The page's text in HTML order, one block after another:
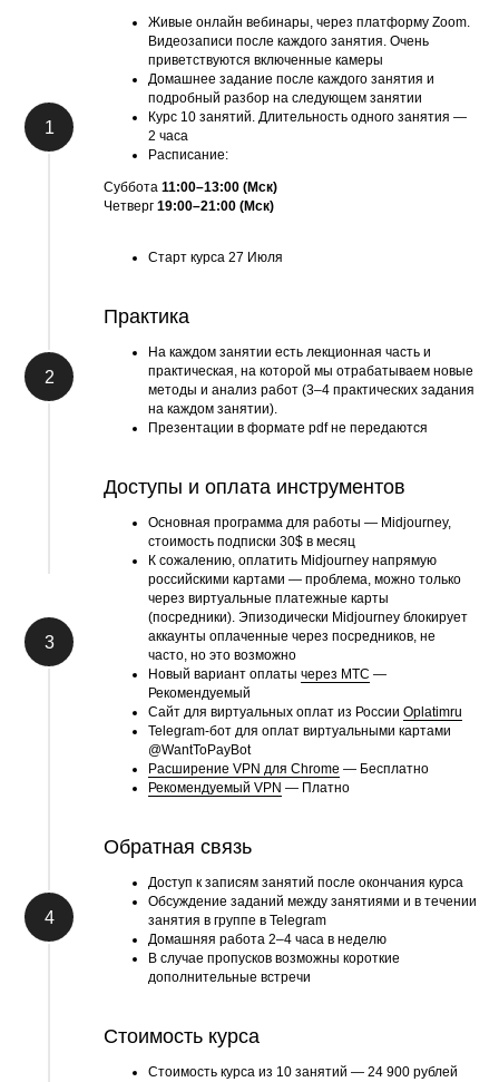
Живые онлайн вебинары, через платформу Zoom.
Видеозаписи после каждого занятия. Очень
приветствуются включенные камеры
Домашнее задание после каждого занятия и
подробный разбор на следующем занятии
Курс 10 занятий. Длительность одного занятия —
2 часа
Расписание:
Суббота 11:00–13:00 (Мск)
Четверг 19:00–21:00 (Мск)
Старт курса 27 Июля
Практика
На каждом занятии есть лекционная часть и
практическая, на которой мы отрабатываем новые
методы и анализ работ (3–4 практических задания
на каждом занятии).
Презентации в формате pdf не передаются
Доступы и оплата инструментов
Основная программа для работы — Midjourney,
стоимость подписки 30$ в месяц
К сожалению, оплатить Midjourney напрямую
российскими картами — проблема, можно только
через виртуальные платежные карты
(посредники). Эпизодически Midjourney блокирует
аккаунты оплаченные через посредников, не
часто, но это возможно
Новый вариант оплаты через МТС —
Рекомендуемый
Сайт для виртуальных оплат из России Oplatimru
Telegram-бот для оплат виртуальными картами
@WantToPayBot
Расширение VPN для Chrome — Бесплатно
Рекомендуемый VPN — Платно
Обратная связь
Доступ к записям занятий после окончания курса
Обсуждение заданий между занятиями и в течении
занятия в группе в Telegram
Домашняя работа 2–4 часа в неделю
В случае пропусков возможны короткие
дополнительные встречи
Стоимость курса
Стоимость курса из 10 занятий — 24 900 рублей